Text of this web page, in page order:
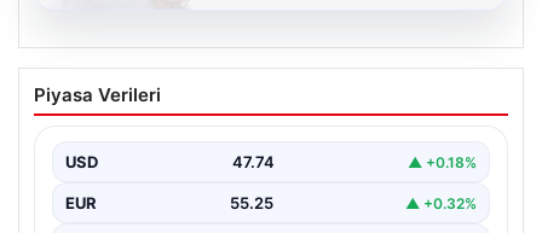
08.08.2026
Kelebek sohbet platformu İle Çevrim içi
İletişimin Seviyeli Adresi Ve Chat
Dijital ortamında insanların güvenli bir tarzda bağlantı
Halen…
Piyasa Verileri
USD 47.74 ▲ +0.18%
EUR 55.25 ▲ +0.32%